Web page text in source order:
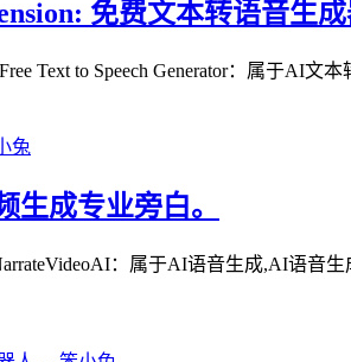
免费文本转语音生
Text to Speech Generator：属于AI文
成专业旁白。
：属于AI语音生成,AI语音